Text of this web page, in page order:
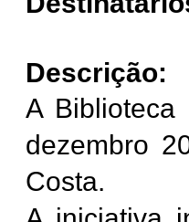
Descrição:
A
dezembro
Costa.